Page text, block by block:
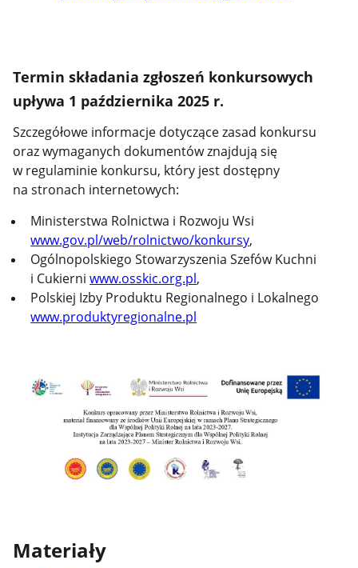
Termin składania zgłoszeń konkursowych
upływa 1 października 2025 r.
Szczegółowe informacje dotyczące zasad konkursu
oraz wymaganych dokumentów znajdują się
w regulaminie konkursu, który jest dostępny
na stronach internetowych:
Ministerstwa Rolnictwa i Rozwoju Wsi
www.gov.pl/web/rolnictwo/konkursy,
Ogólnopolskiego Stowarzyszenia Szefów Kuchni
i Cukierniwww.osskic.org.pl,
Polskiej Izby Produktu Regionalnego i Lokalnego
www.produktyregionalne.pl
Materiały